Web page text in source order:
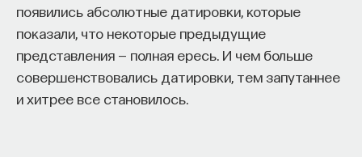
появились абсолютные датировки, которые
показали, что некоторые предыдущие
представления — полная ересь. И чем больше
совершенствовались датировки, тем запутаннее
и хитрее все становилось.
образцов. Единственное, что он ни разу
не пытался создать, — плутовской роман. Лопе
был не чужд патриотическим, государственным
и имперским идеям, поэтому тот тип романа,
в котором мир оказывается вывернутым